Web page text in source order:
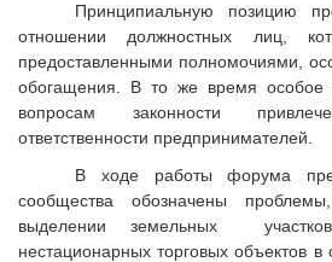
Принципиальную позицию
отношении должностных лиц,
предоставленными полномочиями,
обогащения. В то же время особое
вопросам законности
ответственности предпринимателей.
В ходе работы форума
сообщества обозначены
выделении земельных
нестационарных торговых объектов